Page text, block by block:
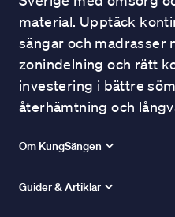
material. Upptäck
sängar och madrasser
zonindelning och rätt
investering i bättre
återhämtning och
Om KungSängen
Guider & Artiklar